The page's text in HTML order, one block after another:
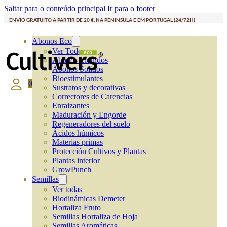
Saltar para o conteúdo principal Ir para o footer
ENVIO GRATUITO A PARTIR DE 20 €, NA PENÍNSULA E EM PORTUGAL (24/72H)
Abonos Eco
Ver Todos
Abonos Líquidos
Abonos Solidos
Bioestimulantes
Sustratos y decorativas
Correctores de Carencias
Enraizantes
Maduración y Engorde
Regeneradores del suelo
Ácidos húmicos
Materias primas
Protección Cultivos y Plantas
Plantas interior
GrowPunch
Semillas
Ver todas
Biodinámicas Demeter
Hortaliza Fruto
Semillas Hortaliza de Hoja
0